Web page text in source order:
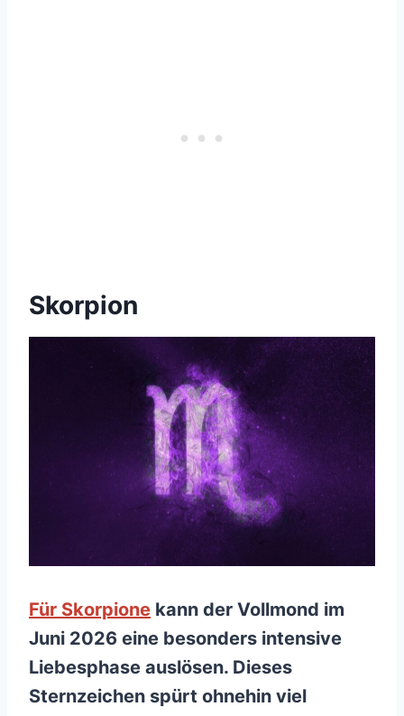
Skorpion
Für Skorpione kann der Vollmond im
Juni 2026 eine besonders intensive
Liebesphase auslösen. Dieses
Sternzeichen spürt ohnehin viel